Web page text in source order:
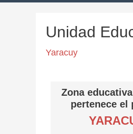
Unidad
Yaracuy
Zona
pertenece el